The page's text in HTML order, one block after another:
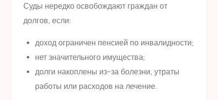
Суды нередко освобождают граждан от
долгов, если:
доход ограничен пенсией по инвалидности;
нет значительного имущества;
долги накоплены из-за болезни, утраты
работы или расходов на лечение.